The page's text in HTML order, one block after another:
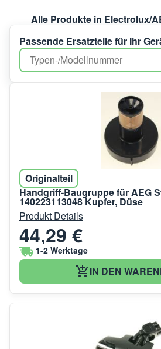
Alle Produkte in Electrolux/
Passende Ersatzteile für Ihr
Originalteil
Handgriff-Baugruppe für AEG
140223113048 Kupfer, Düse
Produkt Details
44,29 €
1-2 Werktage
IN DEN